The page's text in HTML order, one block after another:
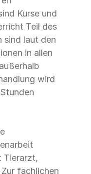
Kurse und
Teil des
sind laut den
in allen
wird
Tierarzt,
fachlichen